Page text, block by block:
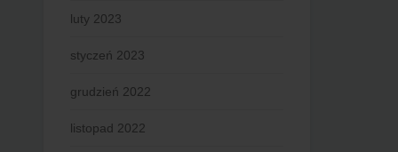
luty 2023
styczeń 2023
grudzień 2022
listopad 2022